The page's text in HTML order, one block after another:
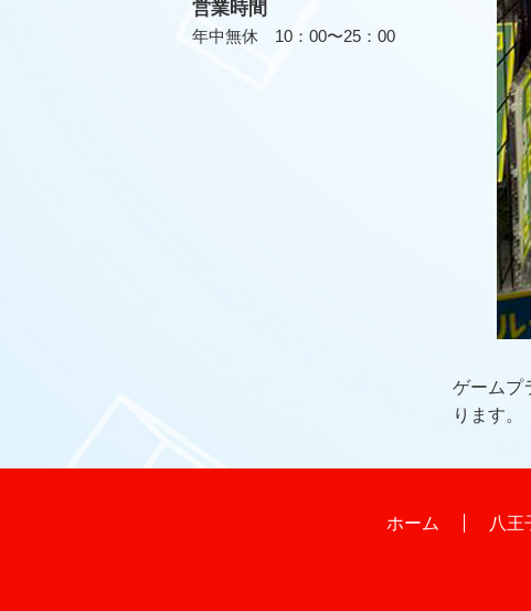
ゲームプ
ります。
営業時間
年中無休 10：00〜25：00
ホーム 八王